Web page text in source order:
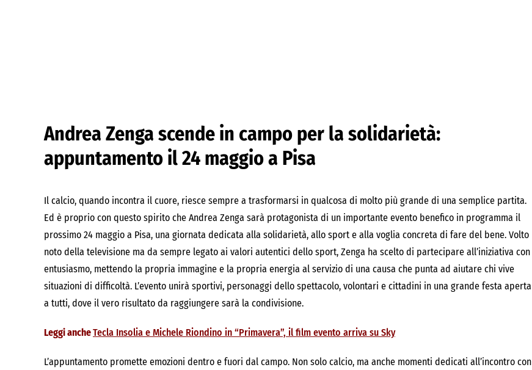
Andrea Zenga scende in campo per la solidarietà:
appuntamento il 24 maggio a Pisa
Il calcio, quando incontra il cuore, riesce sempre a trasformarsi in qualcosa di molto più grande di una semplice partita.
Ed è proprio con questo spirito che Andrea Zenga sarà protagonista di un importante evento benefico in programma il
prossimo 24 maggio a Pisa, una giornata dedicata alla solidarietà, allo sport e alla voglia concreta di fare del bene. Volto
noto della televisione ma da sempre legato ai valori autentici dello sport, Zenga ha scelto di partecipare all’iniziativa con
entusiasmo, mettendo la propria immagine e la propria energia al servizio di una causa che punta ad aiutare chi vive
situazioni di difficoltà. L’evento unirà sportivi, personaggi dello spettacolo, volontari e cittadini in una grande festa aperta
a tutti, dove il vero risultato da raggiungere sarà la condivisione.
Leggi ancheTecla Insolia e Michele Riondino in “Primavera”, il film evento arriva su Sky
L’appuntamento promette emozioni dentro e fuori dal campo. Non solo calcio, ma anche momenti dedicati all’incontro con